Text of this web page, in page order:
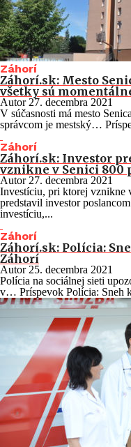
Záhorí
Záhorí.sk: Mesto
všetky sú
Autor 27. decembra 2021
V súčasnosti má mesto
správcom je mestský…
Záhorí
Záhorí.sk: Investor
vznikne v Senici 800
Autor 27. decembra 2021
Investíciu, pri ktorej vznikne
predstavil investor
investíciu,...
Záhorí
Záhorí.sk: Polícia:
Záhorí
Autor 25. decembra 2021
Polícia na sociálnej sieti
v… Príspevok Polícia: Sneh